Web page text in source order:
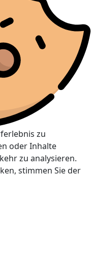
zu
oder Inhalte
zu analysieren.
stimmen Sie der